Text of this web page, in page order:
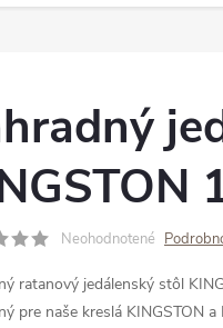
Neohodnotené
ratanový jedálenský stôl
pre naše kreslá KINGSTON